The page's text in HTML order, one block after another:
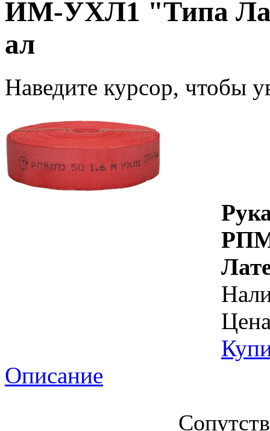
ИМ-УХЛ1 "Типа
ал
Наведите курсор, чтобы
Описание